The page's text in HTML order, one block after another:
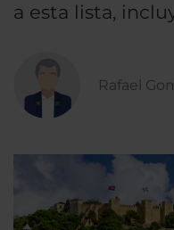
a esta lista,
Rafael